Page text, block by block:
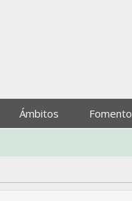
Ámbitos Fomento